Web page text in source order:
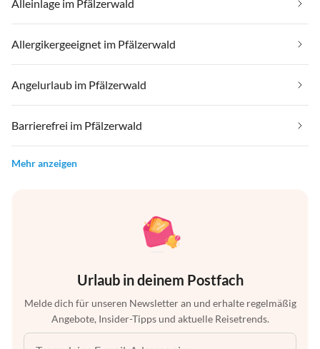
Alleinlage im Pfälzerwald
Allergikergeeignet im Pfälzerwald
Angelurlaub im Pfälzerwald
Barrierefrei im Pfälzerwald
Mehr anzeigen
Urlaub in deinem Postfach
Melde dich für unseren Newsletter an und erhalte regelmäßig
Angebote, Insider-Tipps und aktuelle Reisetrends.